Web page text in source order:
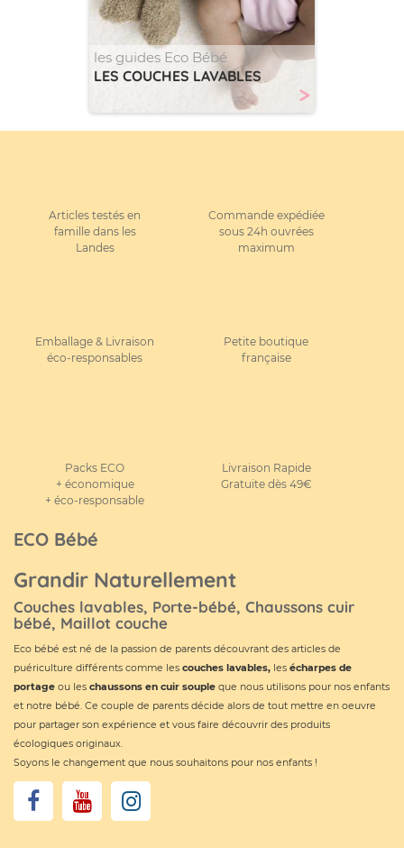
les guides Eco Bébé
LES COUCHES LAVABLES
>
Articles testés en
famille dans les
Landes
Commande expédiée
sous 24h ouvrées
maximum
Emballage & Livraison
éco-responsables
Petite boutique
française
Packs ECO
+ économique
+ éco-responsable
Livraison Rapide
Gratuite dès 49€
ECO Bébé
Grandir Naturellement
Couches lavables, Porte-bébé, Chaussons cuir
bébé, Maillot couche
Eco bébé est né de la passion de parents découvrant des articles de
puériculture différents comme les couches lavables, les écharpes de
portage ou les chaussons en cuir souple que nous utilisons pour nos enfants
et notre bébé. Ce couple de parents décide alors de tout mettre en oeuvre
pour partager son expérience et vous faire découvrir des produits
écologiques originaux.
Soyons le changement que nous souhaitons pour nos enfants !